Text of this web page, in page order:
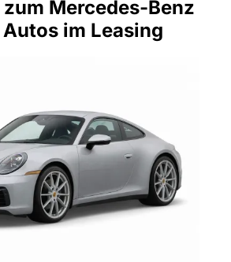
Mercedes-Benz
im Leasing